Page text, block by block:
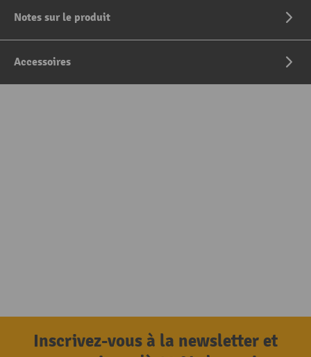
Notes sur le produit
Accessoires
Inscrivez-vous à la newsletter et